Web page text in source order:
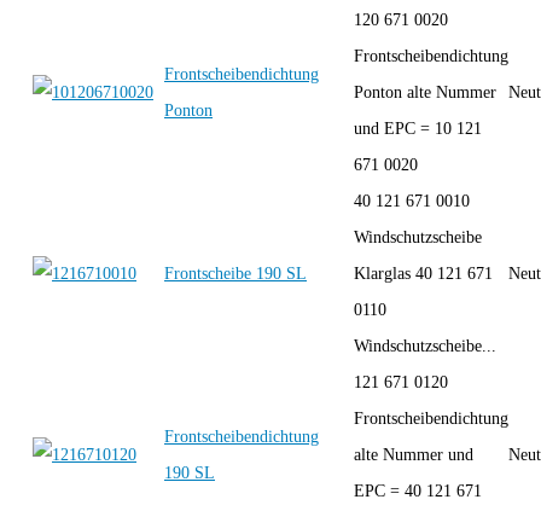
Frontscheibendichtung
Ponton
120 671 0020
Frontscheibendichtung
Ponton alte Nummer
und EPC = 10 121
671 0020
Frontscheibe 190 SL
40 121 671 0010
Windschutzscheibe
Klarglas 40 121 671
0110
Windschutzscheibe...
Frontscheibendichtung
190 SL
121 671 0120
Frontscheibendichtung
alte Nummer und
EPC = 40 121 671